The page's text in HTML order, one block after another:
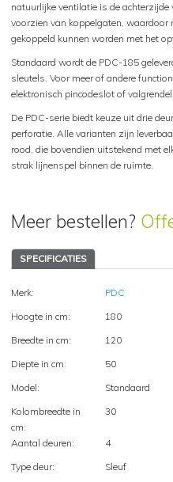
natuurlijke ventilatie is de
voorzien van koppelgaten, waardoor
gekoppeld kunnen worden met het
Standaard wordt de PDC-185
sleutels. Voor meer of andere
elektronisch pincodeslot of
De PDC-serie biedt keuze uit drie
perforatie. Alle varianten zijn
rood, die bovendien uitstekend met
strak lijnenspel binnen de ruimte.
Meer bestellen?
SPECIFICATIES
Merk:
PDC
Hoogte in cm:
180
Breedte in cm:
120
Diepte in cm:
50
Model:
Standaard
Kolombreedte in
cm:
30
Aantal deuren:
4
Type deur:
Sleuf